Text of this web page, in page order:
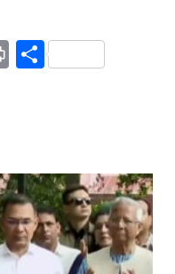
Pr S